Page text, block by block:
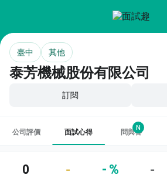
泰芳機械股份有限公司
臺中 其他
訂閱
公司評價 面試心得 問與答
N
0 - - % -